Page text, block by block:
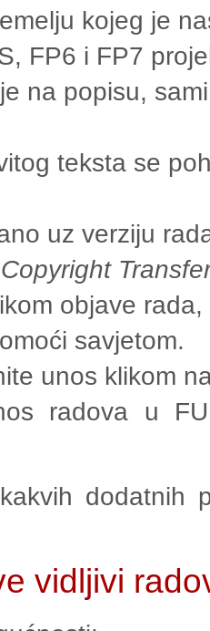
kojeg je
FP6 i FP7
na popisu,
teksta se
uz verziju
Copyright
objave
savjetom.
unos klikom
radova u
dodatnih
vidljivi